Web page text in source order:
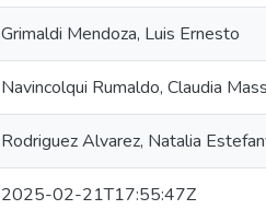
Grimaldi Mendoza, Luis Ernesto
Navincolqui Rumaldo, Claudia
Rodriguez Alvarez, Natalia
2025-02-21T17:55:47Z